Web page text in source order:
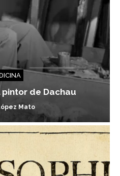
pintor de Dachau
Mato